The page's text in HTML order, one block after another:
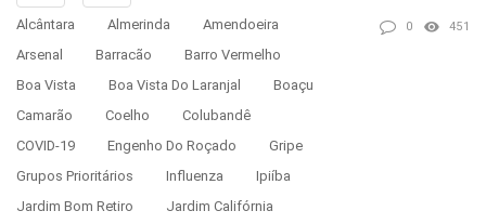
Alcântara Almerinda
Amendoeira
Arsenal
Barracão
Barro Vermelho
Boa Vista
Boa Vista Do Laranjal
Boaçu
Camarão
Coelho
Colubandê
COVID-19
Engenho Do Roçado
Gripe
Grupos Prioritários
Influenza
Ipiíba
Jardim Bom Retiro
Jardim Califórnia
0 451